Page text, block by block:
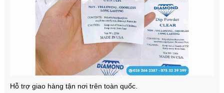
Hỗ trợ giao hàng tận nơi trên toàn quốc.